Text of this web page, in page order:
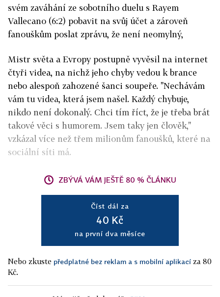
svém zaváhání ze sobotního duelu s Rayem
Vallecano (6:2) pobavit na svůj účet a zároveň
fanouškům poslat zprávu, že není neomylný,
Mistr světa a Evropy postupně vyvěsil na internet
čtyři videa, na nichž jeho chyby vedou k brance
nebo alespoň zahozené šanci soupeře. "Nechávám
vám tu videa, která jsem našel. Každý chybuje,
nikdo není dokonalý. Chci tím říct, že je třeba brát
takové věci s humorem. Jsem taky jen člověk,"
vzkázal více než třem milionům fanoušků, které na
sociální síti má.
ZBÝVÁ VÁM JEŠTĚ 80 % ČLÁNKU
Číst dál za
40 Kč
na první dva měsíce
Nebo zkuste předplatné bez reklam a s mobilní aplikací za 80
Kč.